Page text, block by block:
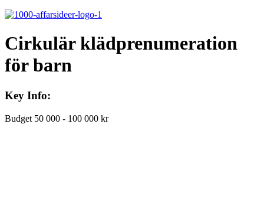
Cirkulär klädprenumeration
för barn
Key Info:
Budget 50 000 - 100 000 kr